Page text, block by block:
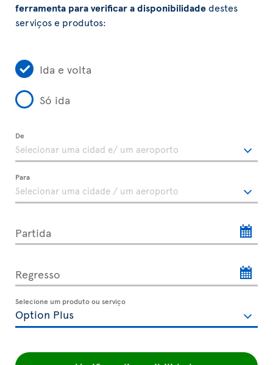
ferramenta para verificar a disponibilidade destes
serviços e produtos:
Ida e volta
Só ida
De
Para
Partida
Regresso
Selecione um produto ou serviço